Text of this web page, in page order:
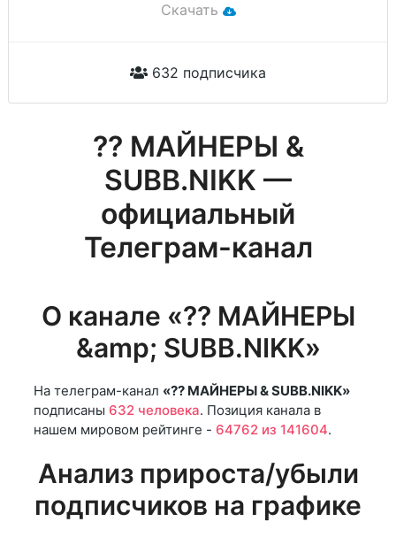
Скачать
632 подписчика
?? МАЙНЕРЫ &
SUBB.NIKK —
официальный
Телеграм-канал
О канале «?? МАЙНЕРЫ
&amp; SUBB.NIKK»
На телеграм-канал «?? МАЙНЕРЫ & SUBB.NIKK»
подписаны 632 человека. Позиция канала в
нашем мировом рейтинге - 64762 из 141604.
Анализ прироста/убыли
подписчиков на графике